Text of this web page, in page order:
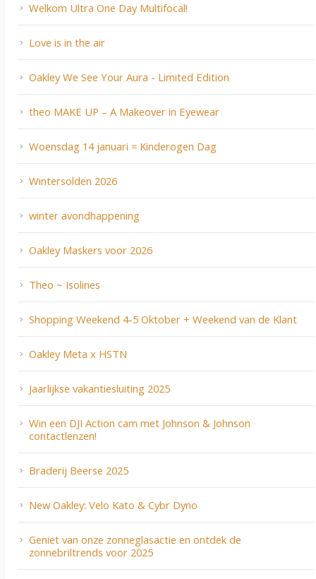
Welkom Ultra One Day Multifocal!
Love is in the air
Oakley We See Your Aura - Limited Edition
theo MAKE UP – A Makeover in Eyewear
Woensdag 14 januari = Kinderogen Dag
Wintersolden 2026
winter avondhappening
Oakley Maskers voor 2026
Theo ~ Isolines
Shopping Weekend 4-5 Oktober + Weekend van de Klant
Oakley Meta x HSTN
Jaarlijkse vakantiesluiting 2025
Win een DJI Action cam met Johnson & Johnson
contactlenzen!
Braderij Beerse 2025
New Oakley: Velo Kato & Cybr Dyno
Geniet van onze zonneglasactie en ontdek de
zonnebriltrends voor 2025